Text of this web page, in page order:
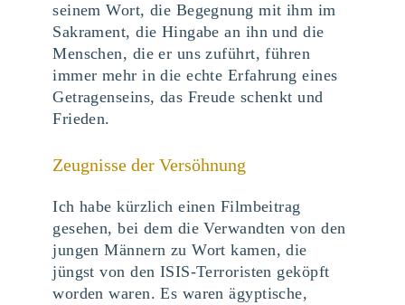
seinem Wort, die Begegnung mit ihm im
Sakrament, die Hingabe an ihn und die
Menschen, die er uns zuführt, führen
immer mehr in die echte Erfahrung eines
Getragenseins, das Freude schenkt und
Frieden.
Zeugnisse der Versöhnung
Ich habe kürzlich einen Filmbeitrag
gesehen, bei dem die Verwandten von den
jungen Männern zu Wort kamen, die
jüngst von den ISIS-Terroristen geköpft
worden waren. Es waren ägyptische,